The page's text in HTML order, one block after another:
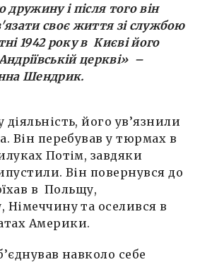
дружину і після того він
своє життя зі службою
1942 року в Києві його
церкві» –
Шендрик.
його ув’язнили
Він перебував у тюрмах в
Потім, завдяки
Він повернувся до
в Польщу,
Німеччину та оселився в
Америки.
навколо себе